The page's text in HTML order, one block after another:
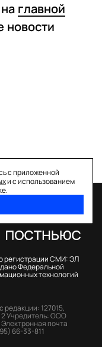
на главной
новости
с приложенной
и с использованием
регистрации СМИ: ЭЛ
Федеральной
технологий
редакции: 127015,
Учредитель: ООО
Электронная почта
66-33-811